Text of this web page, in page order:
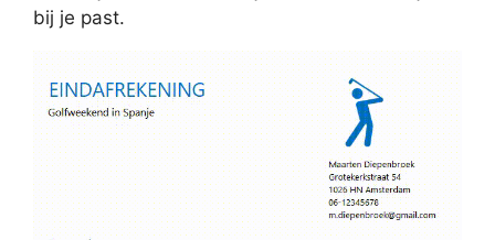
bij je past.